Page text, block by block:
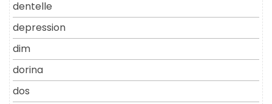
dentelle
depression
dim
dorina
dos